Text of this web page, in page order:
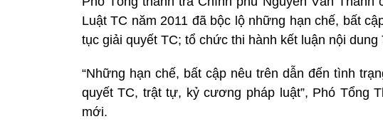
Luật TC năm 2011 đã bộc lộ những hạn chế, bất
tục giải quyết TC; tổ chức thi hành kết luận nội
“Những hạn chế, bất cập nêu trên dẫn đến tình
quyết TC, trật tự, kỷ cương pháp luật”, Phó Tổng
mới.